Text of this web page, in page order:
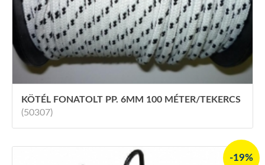
KÖTÉL FONATOLT PP. 6MM 100 MÉTER/TEKERCS
(50307)
-19%